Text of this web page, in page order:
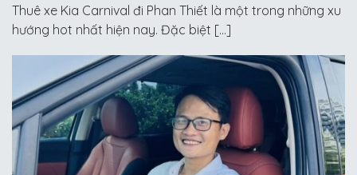
Thuê xe Kia Carnival đi Phan Thiết là một trong những xu
hướng hot nhất hiện nay. Đặc biệt […]